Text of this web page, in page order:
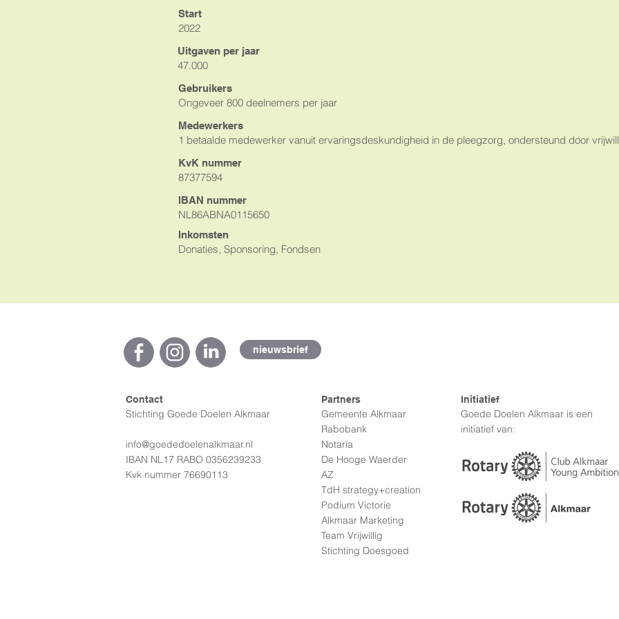
Start
2022
Uitgaven per jaar
47.000
Gebruikers
Ongeveer 800 deelnemers per jaar
Medewerkers
1 betaalde medewerker vanuit ervaringsdeskundigheid in de pleegzorg, ondersteund door
KvK nummer
87377594
IBAN nummer
NL86ABNA0115650
Inkomsten
Donaties, Sponsoring, Fondsen
nieuwsbrief
Contact
Stichting Goede Doelen Alkmaar
info@goededoelenalkmaar.nl
IBAN NL17 RABO 0356239233
Kvk nummer 76690113
Partners
Gemeente Alkmaar
Rabobank
Notaria
De Hooge Waerder
AZ
TdH strategy+creation
Podium Victorie
Alkmaar Marketing
Team Vrijwillig
Stichting Doesgoed
Initiatief
Goede Doelen Alkmaar is een
initiatief van: